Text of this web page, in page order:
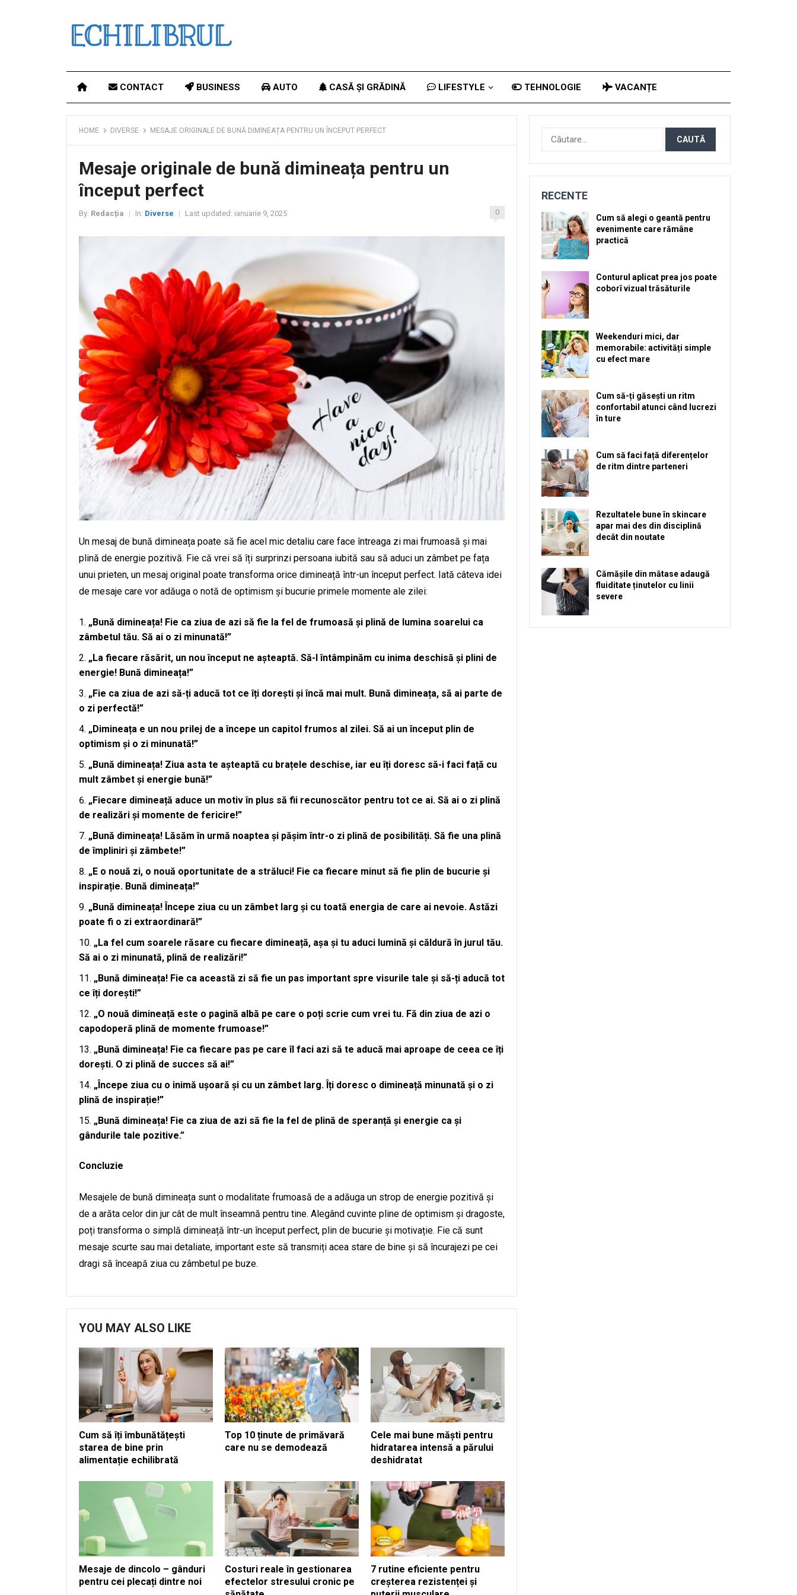
CONTACT BUSINESS AUTO CASĂ ȘI GRĂDINĂ LIFESTYLE TEHNOLOGIE VACANȚE
HOME DIVERSE MESAJE ORIGINALE DE BUNĂ DIMINEAȚA PENTRU UN ÎNCEPUT PERFECT
Mesaje originale de bună dimineața pentru un
început perfect
By: Redacția In: Diverse Last updated: ianuarie 9, 2025 0
Un mesaj de bună dimineața poate să fie acel mic detaliu care face întreaga zi mai frumoasă și mai
plină de energie pozitivă. Fie că vrei să îți surprinzi persoana iubită sau să aduci un zâmbet pe fața
unui prieten, un mesaj original poate transforma orice dimineață într-un început perfect. Iată câteva idei
de mesaje care vor adăuga o notă de optimism și bucurie primele momente ale zilei:
„Bună dimineața! Fie ca ziua de azi să fie la fel de frumoasă și plină de lumina soarelui ca
zâmbetul tău. Să ai o zi minunată!”
„La fiecare răsărit, un nou început ne așteaptă. Să-l întâmpinăm cu inima deschisă și plini de
energie! Bună dimineața!”
„Fie ca ziua de azi să-ți aducă tot ce îți dorești și încă mai mult. Bună dimineața, să ai parte de
o zi perfectă!”
„Dimineața e un nou prilej de a începe un capitol frumos al zilei. Să ai un început plin de
optimism și o zi minunată!”
„Bună dimineața! Ziua asta te așteaptă cu brațele deschise, iar eu îți doresc să-i faci față cu
mult zâmbet și energie bună!”
„Fiecare dimineață aduce un motiv în plus să fii recunoscător pentru tot ce ai. Să ai o zi plină
de realizări și momente de fericire!”
„Bună dimineața! Lăsăm în urmă noaptea și pășim într-o zi plină de posibilități. Să fie una plină
de împliniri și zâmbete!”
„E o nouă zi, o nouă oportunitate de a străluci! Fie ca fiecare minut să fie plin de bucurie și
inspirație. Bună dimineața!”
„Bună dimineața! Începe ziua cu un zâmbet larg și cu toată energia de care ai nevoie. Astăzi
poate fi o zi extraordinară!”
„La fel cum soarele răsare cu fiecare dimineață, așa și tu aduci lumină și căldură în jurul tău.
Să ai o zi minunată, plină de realizări!”
„Bună dimineața! Fie ca această zi să fie un pas important spre visurile tale și să-ți aducă tot
ce îți dorești!”
„O nouă dimineață este o pagină albă pe care o poți scrie cum vrei tu. Fă din ziua de azi o
capodoperă plină de momente frumoase!”
„Bună dimineața! Fie ca fiecare pas pe care îl faci azi să te aducă mai aproape de ceea ce îți
dorești. O zi plină de succes să ai!”
„Începe ziua cu o inimă ușoară și cu un zâmbet larg. Îți doresc o dimineață minunată și o zi
plină de inspirație!”
„Bună dimineața! Fie ca ziua de azi să fie la fel de plină de speranță și energie ca și
gândurile tale pozitive.”
Concluzie
Mesajele de bună dimineața sunt o modalitate frumoasă de a adăuga un strop de energie pozitivă și
de a arăta celor din jur cât de mult înseamnă pentru tine. Alegând cuvinte pline de optimism și dragoste,
poți transforma o simplă dimineață într-un început perfect, plin de bucurie și motivație. Fie că sunt
mesaje scurte sau mai detaliate, important este să transmiți acea stare de bine și să încurajezi pe cei
dragi să înceapă ziua cu zâmbetul pe buze.
YOU MAY ALSO LIKE
Cum să îți îmbunătățești
starea de bine prin
alimentație echilibrată
Top 10 ținute de primăvară
care nu se demodează
Cele mai bune măști pentru
hidratarea intensă a părului
deshidratat
Mesaje de dincolo – gânduri
pentru cei plecați dintre noi
Costuri reale în gestionarea
efectelor stresului cronic pe
7 rutine eficiente pentru
creșterea rezistenței și
Caută
după:
RECENTE
Cum să alegi o geantă pentru
evenimente care rămâne
practică
Conturul aplicat prea jos poate
coborî vizual trăsăturile
Weekenduri mici, dar
memorabile: activități simple
cu efect mare
Cum să-ți găsești un ritm
confortabil atunci când lucrezi
în ture
Cum să faci față diferențelor
de ritm dintre parteneri
Rezultatele bune în skincare
apar mai des din disciplină
decât din noutate
Cămășile din mătase adaugă
fluiditate ținutelor cu linii
severe